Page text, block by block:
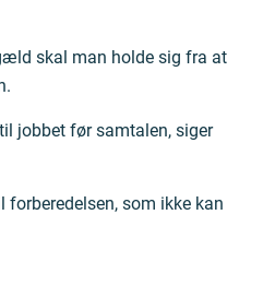
skal man holde sig fra at
jobbet før samtalen, siger
som ikke kan